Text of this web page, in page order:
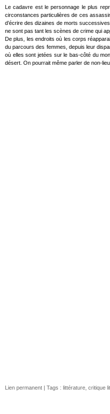
Le cadavre est le personnage le plus
circonstances particulières de ces
d’écrire des dizaines de morts
ne sont pas tant les scènes de crime qui
De plus, les endroits où les corps
du parcours des femmes, depuis leur
où elles sont jetées sur le bas-côté du
désert. On pourrait même parler de non-
Lien permanent | Tags : littérature critique